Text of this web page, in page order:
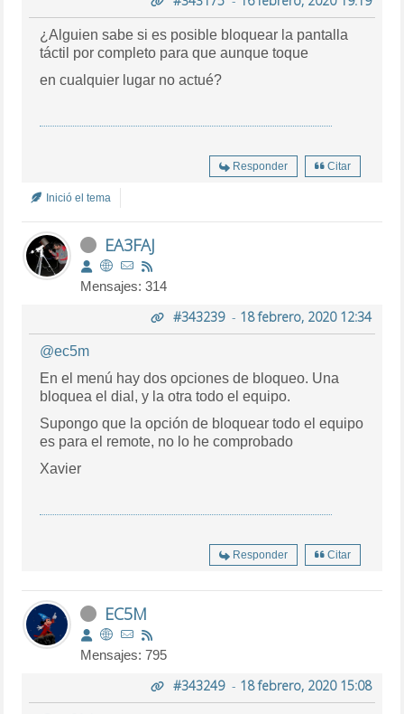
¿Alguien sabe si es posible bloquear la pantalla
táctil por completo para que aunque toque
en cualquier lugar no actué?
Responder Citar
Inició el tema
EA3FAJ
Mensajes: 314
#343239- 18 febrero, 2020 12:34
@ec5m
En el menú hay dos opciones de bloqueo. Una
bloquea el dial, y la otra todo el equipo.
Supongo que la opción de bloquear todo el equipo
es para el remote, no lo he comprobado
Xavier
Responder Citar
EC5M
Mensajes: 795
#343249- 18 febrero, 2020 15:08